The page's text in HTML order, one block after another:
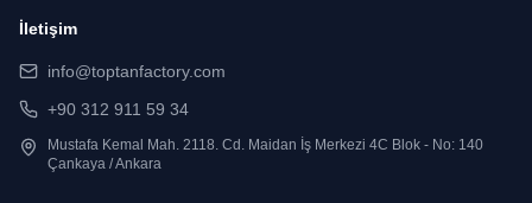
İletişim
info@toptanfactory.com
+90 312 911 59 34
Mustafa Kemal Mah. 2118. Cd. Maidan İş Merkezi 4C Blok - No: 140
Çankaya / Ankara